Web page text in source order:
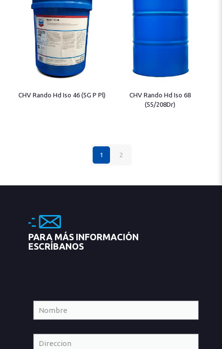
CHV Rando Hd Iso 46 (5G P Pl)
CHV Rando Hd Iso 68
(55/208Dr)
1 2
PARA MÁS INFORMACIÓN
ESCRÍBANOS